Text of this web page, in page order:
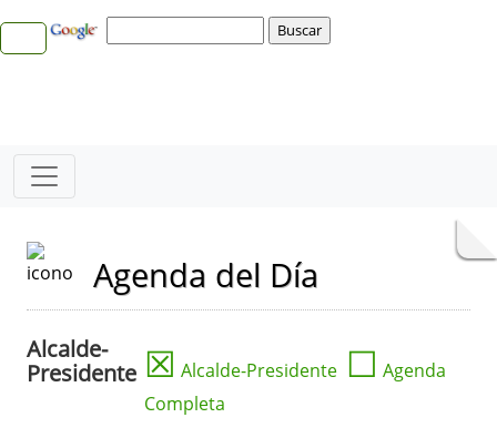
Agenda del Día
Alcalde-
Presidente ☒ Alcalde-Presidente ☐ Agenda
Completa